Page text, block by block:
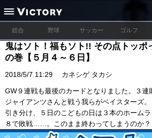
総合 野球 サッカー ゴルフ
鬼はソト！福もソト!! その点トッポ
の巻【５月４～６日】
2018/5/7 11:29 カネシゲ タカシ
GW９連戦も最後のカードとなりました。３連
ジャイアンツさんと戦う我らがベイスターズ
引き分け、５日のこどもの日は３本のホーム
８で敗戦……。このまま終わってしまうのか？